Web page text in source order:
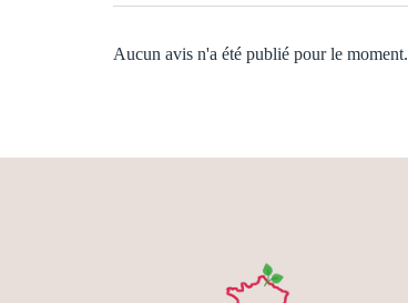
Aucun avis n'a été publié pour le moment.